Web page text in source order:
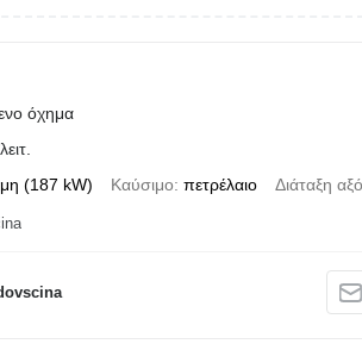
όχημα
(187 kW) Καύσιμο πετρέλαιο Διάταξη